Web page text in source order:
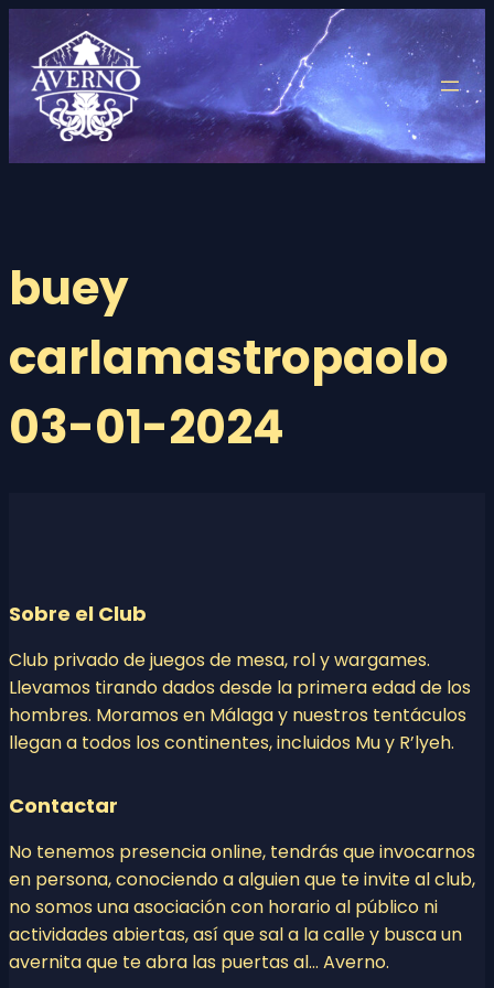
contenido
buey
carlamastropaolo
03-01-2024
Sobre el Club
Club privado de juegos de mesa, rol y wargames.
Llevamos tirando dados desde la primera edad de los
hombres. Moramos en Málaga y nuestros tentáculos
llegan a todos los continentes, incluidos Mu y R’lyeh.
Contactar
No tenemos presencia online, tendrás que invocarnos
en persona, conociendo a alguien que te invite al club,
no somos una asociación con horario al público ni
actividades abiertas, así que sal a la calle y busca un
avernita que te abra las puertas al… Averno.